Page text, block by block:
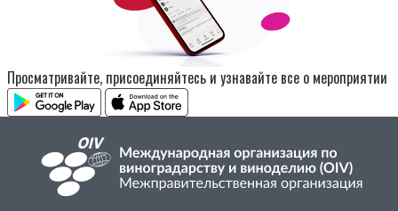
Просматривайте, присоединяйтесь и узнавайте все о мероприятии